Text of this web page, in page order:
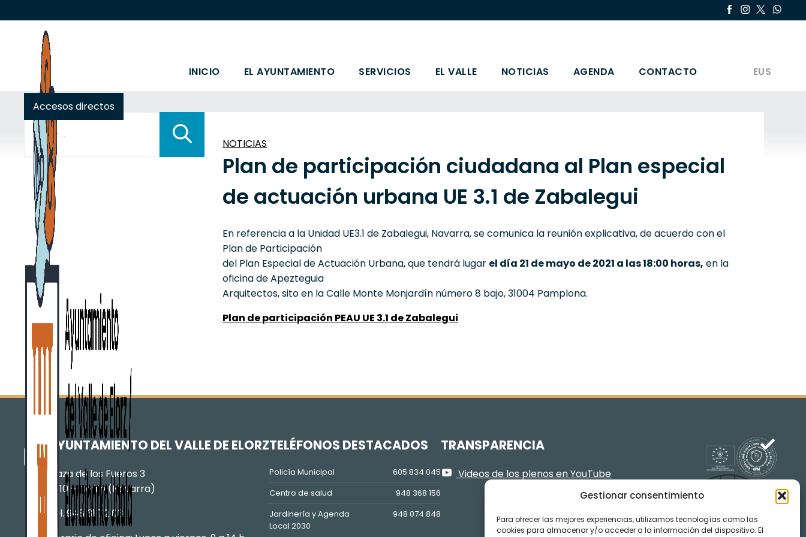
Gestionar consentimiento
Para ofrecer las mejores experiencias, utilizamos tecnologías como las
cookies para almacenar y/o acceder a la información del dispositivo. El
INICIO EL AYUNTAMIENTO SERVICIOS EL VALLE NOTICIAS AGENDA CONTACTO EUS
Accesos directos
Buscar:
NOTICIAS
Plan de participación ciudadana al Plan especial
de actuación urbana UE 3.1 de Zabalegui
En referencia a la Unidad UE3.1 de Zabalegui, Navarra, se comunica la reunión explicativa, de acuerdo con el
Plan de Participación
del Plan Especial de Actuación Urbana, que tendrá lugar el día 21 de mayo de 2021 a las 18:00 horas, en la
oficina de Apezteguia
Arquitectos, sito en la Calle Monte Monjardín número 8 bajo, 31004 Pamplona.
Plan de participación PEAU UE 3.1 de Zabalegui
AYUNTAMIENTO DEL VALLE DE ELORZ
Plaza de los Fueros 3
31110 – Noáin (Navarra)
Tel. 948 31 72 03
TELÉFONOS DESTACADOS
Policía Municipal
605 834 045
Centro de salud
948 368 156
Jardinería y Agenda
Local 2030
948 074 848
TRANSPARENCIA
Videos de los plenos en YouTube